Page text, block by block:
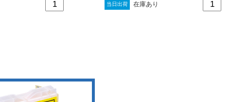
当日出荷 在庫あり